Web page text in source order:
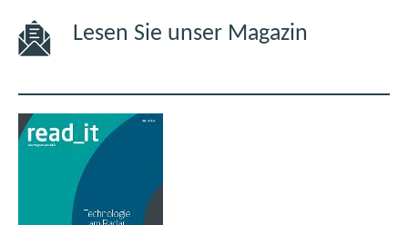
Lesen Sie unser Magazin